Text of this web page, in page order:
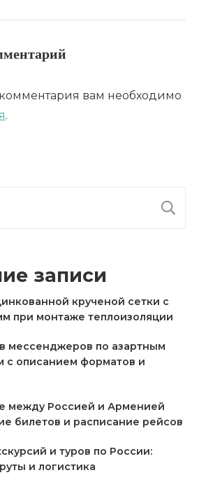
вам необходимо
.
записи
крученой сетки с
при монтаже теплоизоляции
мессенджеров по азартным
с описанием форматов и
между Россией и Арменией
билетов и расписание рейсов
и туров по России:
и логистика